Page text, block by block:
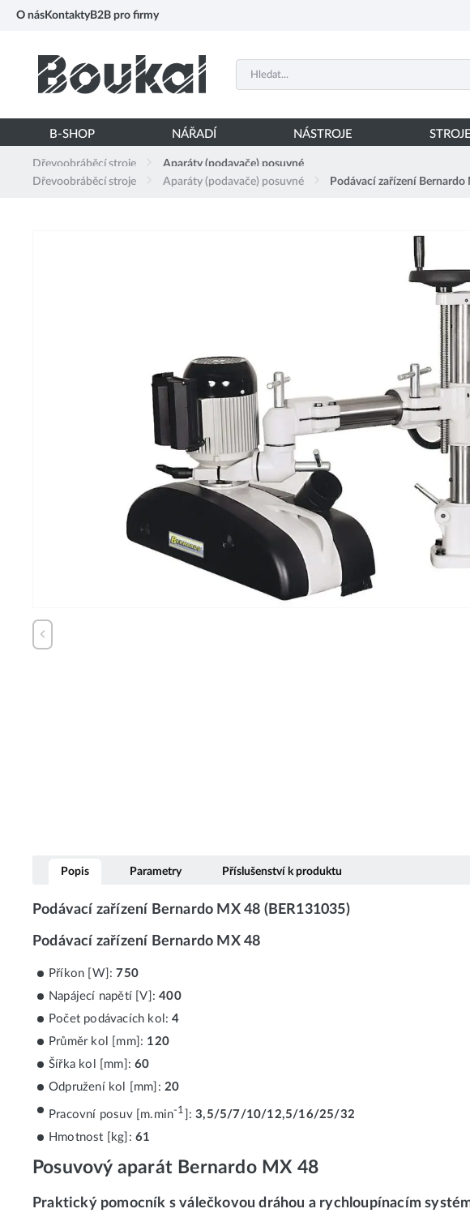
O nás Kontakty B2B pro firmy
B-SHOP NÁŘADÍ NÁSTROJE STROJE
Dřevoobráběcí stroje
Aparáty (podavače) posuvné
Dřevoobráběcí stroje
Aparáty (podavače) posuvné Podávací zařízení Bernardo
Popis Parametry Příslušenství k produktu
Podávací zařízení Bernardo MX 48 (BER131035)
Podávací zařízení Bernardo MX 48
Příkon [W]:750
Napájecí napětí [V]:400
Počet podávacích kol:4
Průměr kol [mm]: 120
Šířka kol [mm]:60
Odpružení kol [mm]: 20
Pracovní posuv [m.min-1 ]:3,5/5/7/10/12,5/16/25/32
Hmotnost [kg]: 61
Posuvový aparát Bernardo MX 48
Praktický pomocník s válečkovou dráhou a rychloupínacím